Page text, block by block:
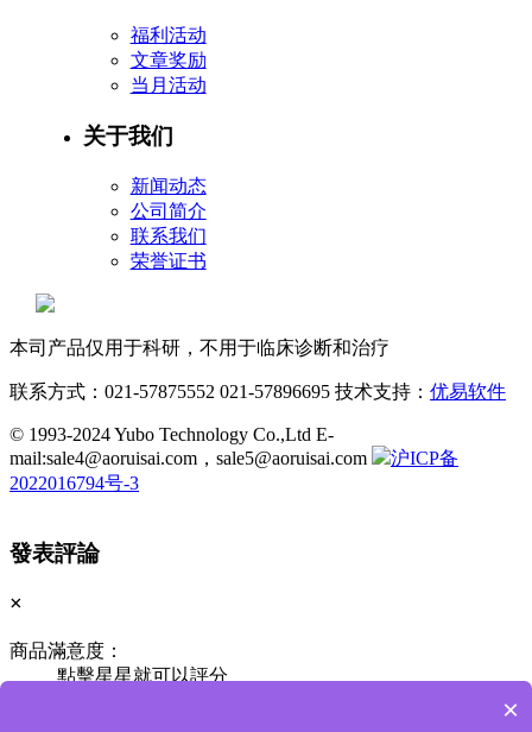
福利活动
文章奖励
当月活动
关于我们
新闻动态
公司简介
联系我们
荣誉证书
本司产品仅用于科研，不用于临床诊断和治疗
联系方式：021-57875552 021-57896695 技术支持： 优易软件
© 1993-2024 Yubo Technology Co.,Ltd E-
mail:sale4@aoruisai.com，sale5@aoruisai.com
沪ICP备
2022016794号-3
發表評論
×
商品滿意度：
點擊星星就可以評分
×